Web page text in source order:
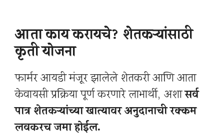
आता काय करायचे? शेतकऱ्यांसाठी
कृती योजना
फार्मर आयडी मंजूर झालेले शेतकरी आणि आता
केवायसी प्रक्रिया पूर्ण करणारे लाभार्थी, अशासर्व
पात्र शेतकऱ्यांच्या खात्यावर अनुदानाची रक्कम
लवकरच जमा होईल.